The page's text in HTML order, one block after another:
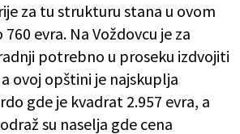
za tu strukturu stana u ovom
evra. Na Voždovcu je za
potrebno u proseku izdvojiti
ovoj opštini je najskuplja
gde je kvadrat 2.957 evra, a
su naselja gde cena